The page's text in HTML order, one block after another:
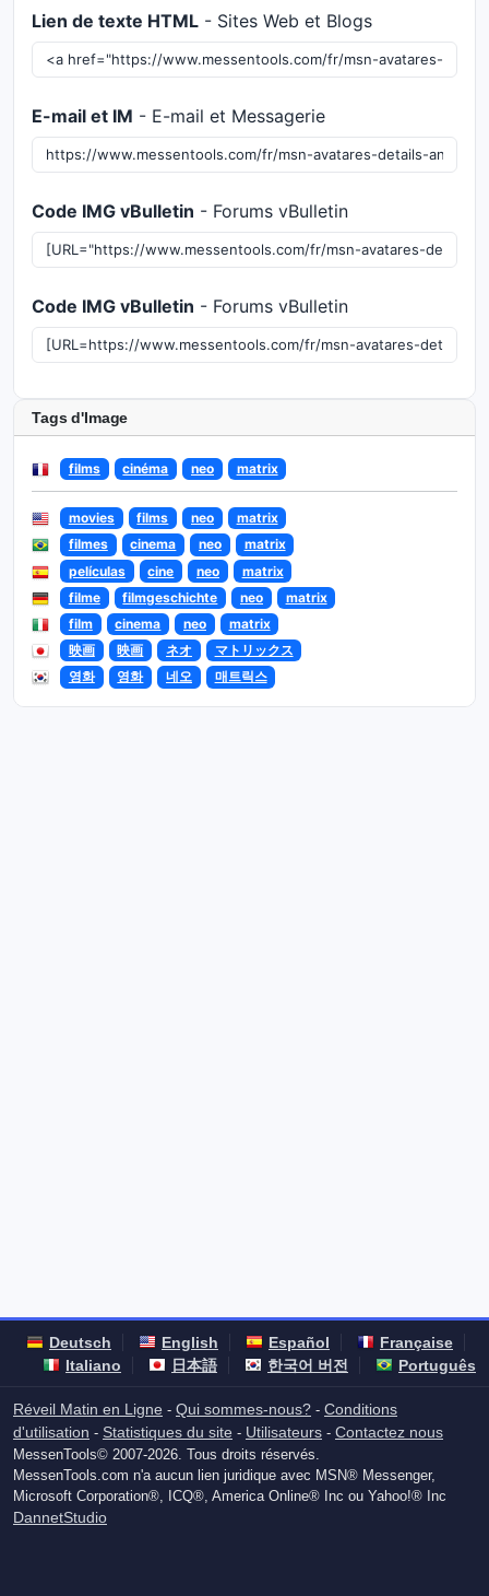
Lien de texte HTML - Sites Web et Blogs
E-mail et IM - E-mail et Messagerie
Code IMG vBulletin - Forums vBulletin
Code IMG vBulletin - Forums vBulletin
Tags d'Image
films cinéma neo matrix
movies films neo
matrix
filmes
cinema neo
matrix
películas
cine neo
matrix
filme
filmgeschichte neo
matrix
film
cinema neo
matrix
映画
映画 ネオ
マトリックス
영화
영화 네오 매트릭스
Deutsch English Español
Française
Italiano
日本語 한국어 버전 Português
Réveil Matin en Ligne - Qui sommes-nous? - Conditions
d'utilisation - Statistiques du site - Utilisateurs - Contactez nous
MessenTools© 2007-2026. Tous droits réservés.
MessenTools.com n'a aucun lien juridique avec MSN® Messenger,
Microsoft Corporation®, ICQ®, America Online® Inc ou Yahoo!® Inc
DannetStudio